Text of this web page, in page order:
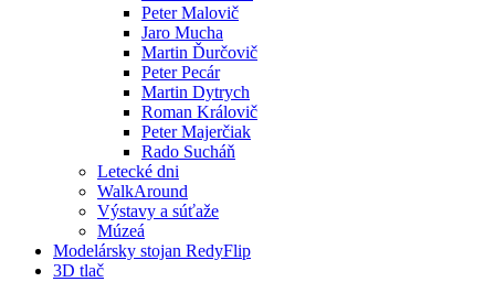
Peter Malovič
Jaro Mucha
Martin Ďurčovič
Peter Pecár
Martin Dytrych
Roman Královič
Peter Majerčiak
Rado Sucháň
Letecké dni
WalkAround
Výstavy a súťaže
Múzeá
Modelársky stojan RedyFlip
3D tlač